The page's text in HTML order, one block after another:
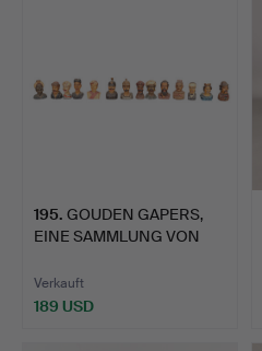
195. GOUDEN GAPERS,
EINE SAMMLUNG VON
Verkauft
189 USD